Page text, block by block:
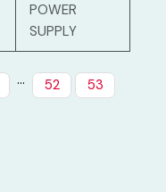
POWER
SUPPLY
… 52
53